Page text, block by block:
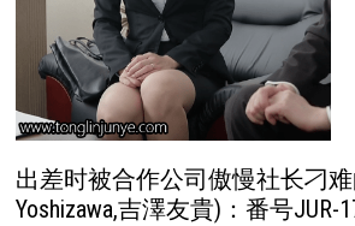
出差时被合作公司傲慢社长刁
Yoshizawa,吉澤友貴)：番号JUR-